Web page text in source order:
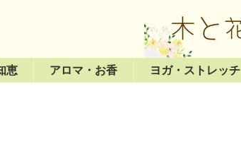
恵 アロマ・お香 ヨガ・ストレッチ